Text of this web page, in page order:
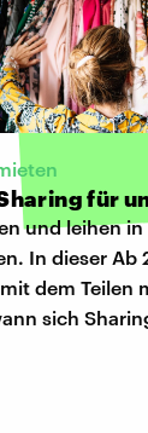
für
und leihen
In dieser Ab
dem Teilen
sich